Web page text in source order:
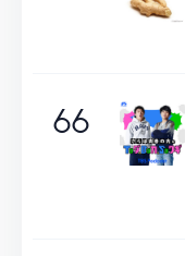
66